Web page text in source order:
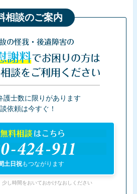
相談のご案内
の怪我・後遺障害の
謝料でお困りの方は
談をご利用ください
護士数に限りがあります
依頼は今すぐ！
無料相談はこちら
424-911
土日祝もつながります
し時間をおいておかけなおしください